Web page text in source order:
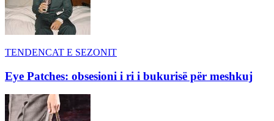
TENDENCAT E SEZONIT
Eye Patches: obsesioni i ri i bukurisë për meshkuj